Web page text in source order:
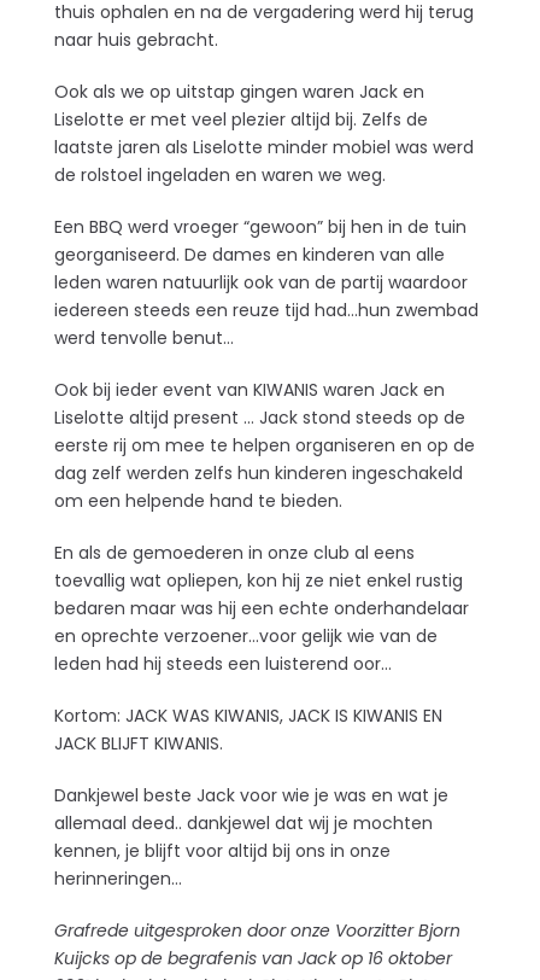
thuis ophalen en na de vergadering werd hij terug
naar huis gebracht.
Ook als we op uitstap gingen waren Jack en
Liselotte er met veel plezier altijd bij. Zelfs de
laatste jaren als Liselotte minder mobiel was werd
de rolstoel ingeladen en waren we weg.
Een BBQ werd vroeger “gewoon” bij hen in de tuin
georganiseerd. De dames en kinderen van alle
leden waren natuurlijk ook van de partij waardoor
iedereen steeds een reuze tijd had…hun zwembad
werd tenvolle benut…
Ook bij ieder event van KIWANIS waren Jack en
Liselotte altijd present … Jack stond steeds op de
eerste rij om mee te helpen organiseren en op de
dag zelf werden zelfs hun kinderen ingeschakeld
om een helpende hand te bieden.
En als de gemoederen in onze club al eens
toevallig wat opliepen, kon hij ze niet enkel rustig
bedaren maar was hij een echte onderhandelaar
en oprechte verzoener…voor gelijk wie van de
leden had hij steeds een luisterend oor…
Kortom: JACK WAS KIWANIS, JACK IS KIWANIS EN
JACK BLIJFT KIWANIS.
Dankjewel beste Jack voor wie je was en wat je
allemaal deed.. dankjewel dat wij je mochten
kennen, je blijft voor altijd bij ons in onze
herinneringen…
Grafrede uitgesproken door onze Voorzitter Bjorn
Kuijcks op de begrafenis van Jack op 16 oktober